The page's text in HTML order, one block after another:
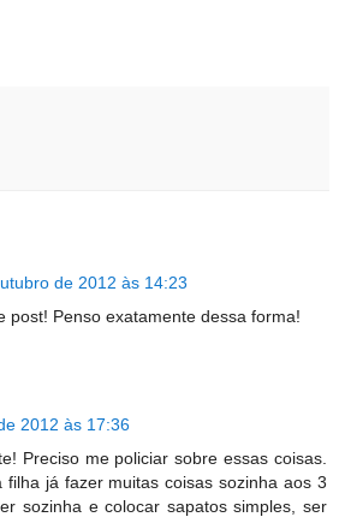
de 2012 às 14:23
post! Penso exatamente dessa forma!
2012 às 17:36
Preciso me policiar sobre essas coisas.
filha já fazer muitas coisas sozinha aos 3
sozinha e colocar sapatos simples, ser